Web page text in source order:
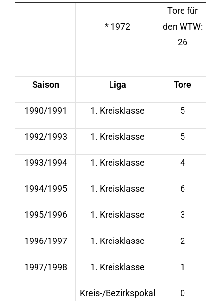
* 1972
Tore für
den WTW:
26
Saison Liga Tore
1990/1991 1. Kreisklasse 5
1992/1993 1. Kreisklasse 5
1993/1994 1. Kreisklasse 4
1994/1995 1. Kreisklasse 6
1995/1996 1. Kreisklasse 3
1996/1997 1. Kreisklasse 2
1997/1998 1. Kreisklasse 1
Kreis-/Bezirkspokal 0